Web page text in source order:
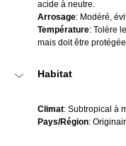
acide à neutre.
Arrosage: Modéré,
Température: Tolère
mais doit être
Habitat
Climat: Subtropical à
Pays/Région: